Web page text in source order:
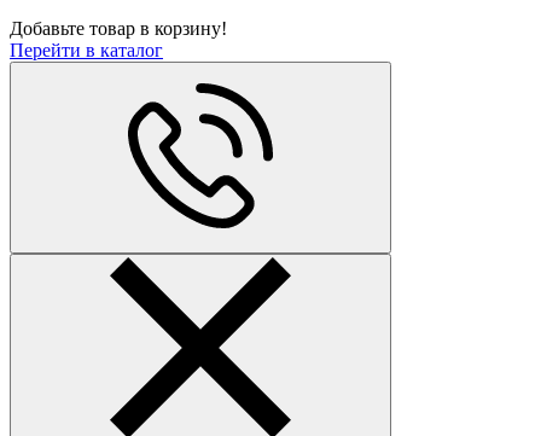
Добавьте товар в корзину!
Перейти в каталог